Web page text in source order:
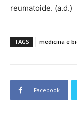
reumatoide. (a.d.)
TAGS medicina e
Facebook